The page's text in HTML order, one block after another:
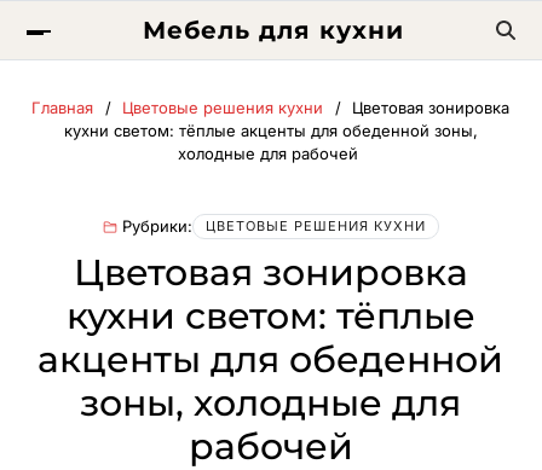
Мебель для кухни
Главная Цветовые решения кухни
Цветовая зонировка
кухни светом: тёплые акценты для обеденной зоны,
холодные для рабочей
Рубрики: ЦВЕТОВЫЕ РЕШЕНИЯ КУХНИ
Цветовая зонировка
кухни светом: тёплые
акценты для обеденной
зоны, холодные для
рабочей